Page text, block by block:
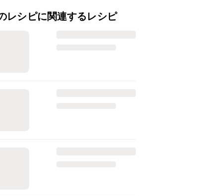
レシピに関連するレシピ